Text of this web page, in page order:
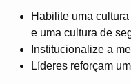
Habilite uma
e uma cultura de
Institucionalize a
Líderes reforçam